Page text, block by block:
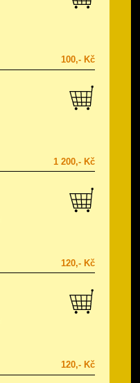
100,- Kč
1 200,- Kč
120,- Kč
120,- Kč